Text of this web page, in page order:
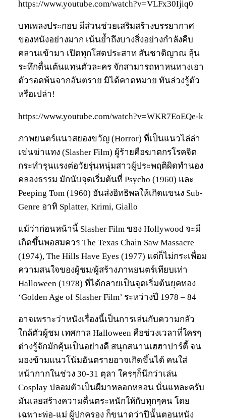
https://www.youtube.com/watch?v=VLFx30Ijiq0
บทเพลงประกอบ มีส่วนช่วยเสริมสร้างบรรยากาศ
ของหนังอย่างมาก เน้นย้ำถึงบางสิ่งอย่างกำลังคืบ
คลานเข้ามา เปิดทุกโสตประสาท สันชาติญาณ ลุ้น
ระทึกตื่นเต้นแทนตัวละคร จักสามารถหาหนทางเอา
ตัวรอดพ้นจากอันตราย มิได้คาดหมาย ทันล่วงรู้ตัว
หรือเปล่า!
https://www.youtube.com/watch?v=WKR7EoEQe-k
ภาพยนตร์แนวสยองขวัญ (Horror) ที่เป็นแนวไล่ล่า
เข่นฆ่าแทง (Slasher Film) ผู้ร้ายคือฆาตกรโรคจิต
กระทำรุนแรงต่อวัยรุ่นหนุ่มสาวผู้ประพฤติผิดทำนอง
คลองธรรม มักนับจุดเริ่มต้นที่ Psycho (1960) และ
Peeping Tom (1960) อันส่งอิทธิพลให้เกิดแขนง Sub-
Genre อาทิ Splatter, Krimi, Giallo
แม้ว่าก่อนหน้านี้ Slasher Film ของ Hollywood จะมี
เกิดขึ้นพอสมควร The Texas Chain Saw Massacre
(1974), The Hills Have Eyes (1977) แต่ก็ไม่กระเพื่อม
ความสนใจของผู้ชม/ผู้สร้างภาพยนตร์เทียบเท่า
Halloween (1978) ที่ได้กลายเป็นจุดเริ่มต้นยุคทอง
‘Golden Age of Slasher Film’ ระหว่างปี 1978 – 84
อาจเพราะว่าหนังเรื่องนี้เป็นการเล่นกับความกลัว
ใกล้ตัวผู้ชม เทศกาล Halloween คือช่วงเวลาที่ใครๆ
ต่างรู้จักมักคุ้นเป็นอย่างดี สนุกสนานเฮฮาปาร์ตี้ จน
มองข้ามแนวโน้มอันตรายอาจเกิดขึ้นได้ คนใส่
หน้ากากในช่วง 30-31 ตุลา ใครๆก็นึกว่าเล่น
Cosplay ปลอมตัวเป็นผีมาหลอกหลอน นั่นแหละครับ
มันเลยสร้างความตื่นตระหนักให้กับทุกๆคน โดย
เฉพาะพ่อ-แม่ ผู้ปกครอง ก็ขนาดว่าปีนั้นตอนหนัง